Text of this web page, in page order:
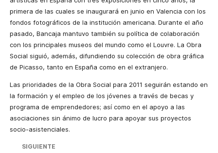
primera de las cuales se inaugurará en junio en Valencia con los
fondos fotográficos de la institución americana. Durante el año
pasado, Bancaja mantuvo también su política de colaboración
con los principales museos del mundo como el Louvre. La Obra
Social siguió, además, difundiendo su colección de obra gráfica
de Picasso, tanto en España como en el extranjero.
Las prioridades de la Obra Social para 2011 seguirán estando en
la formación y el empleo de los jóvenes a través de becas y
programa de emprendedores; así como en el apoyo a las
asociaciones sin ánimo de lucro para apoyar sus proyectos
socio-asistenciales.
SIGUIENTE